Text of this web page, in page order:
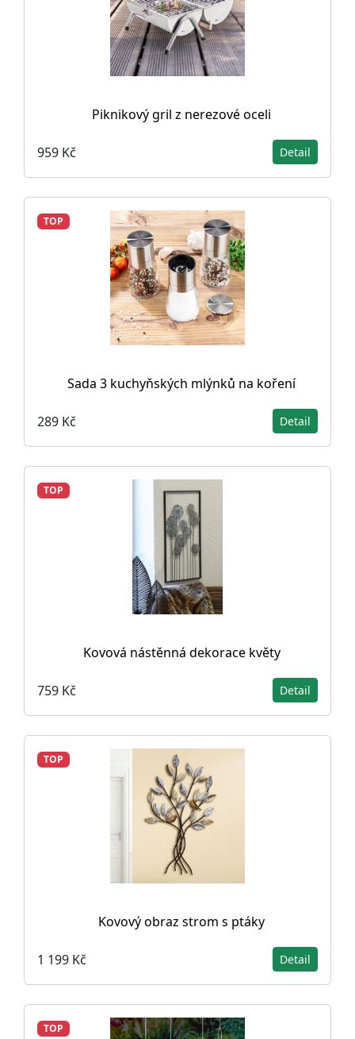
Piknikový gril z nerezové oceli
959 Kč Detail
TOP
Sada 3 kuchyňských mlýnků na koření
289 Kč Detail
TOP
Kovová nástěnná dekorace květy
759 Kč Detail
TOP
Kovový obraz strom s ptáky
1 199 Kč Detail
TOP